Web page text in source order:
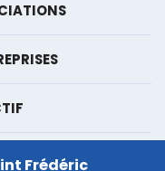
Frédéric